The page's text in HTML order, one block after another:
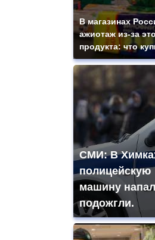
В магазинах
ажиотаж из-за
продукта: что
СМИ: В
полицейскую
машину
подожгли.